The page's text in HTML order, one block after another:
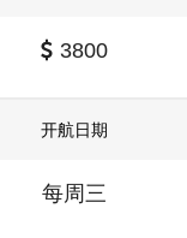
3800
开航日期
每周三